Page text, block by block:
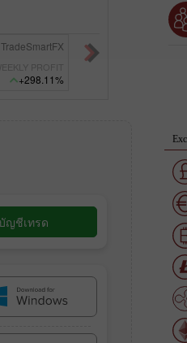
TradeSmartFX
PROFIT
+298.11%
ญชีเทรด